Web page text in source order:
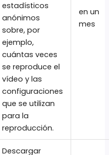
estadísticos
anónimos
sobre, por
ejemplo,
cuántas veces
se reproduce el
vídeo y las
configuraciones
que se utilizan
para la
reproducción.
en un
mes
Descargar